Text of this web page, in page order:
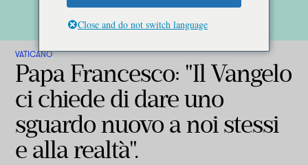
VATICANO
Papa Francesco: "Il Vangelo
ci chiede di dare uno
sguardo nuovo a noi stessi
e alla realtà".
Close and do not switch language